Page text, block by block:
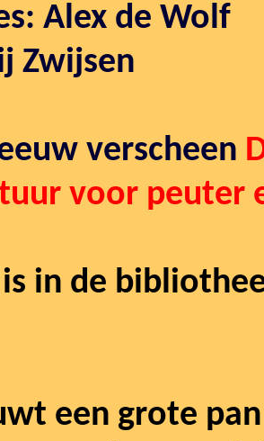
Alex de Wolf
Zwijsen
verscheen
voor peuter
in de
een grote